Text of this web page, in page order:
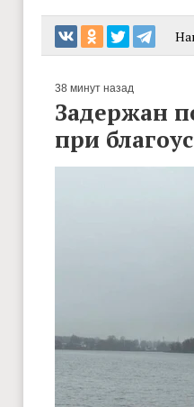
38 минут назад
Задержан
при